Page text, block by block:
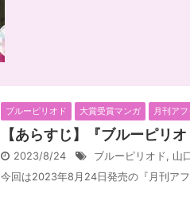
ブルーピリオド 大賞受賞マンガ 月刊ア
【あらすじ】『ブルーピリ
2023/8/24 ブルーピリオド, 山
今回は2023年8月24日発売の『月刊ア